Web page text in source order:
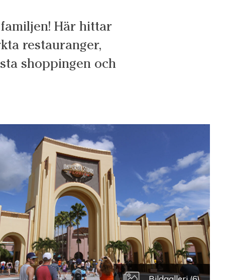
Här hittar
restauranger,
shoppingen och